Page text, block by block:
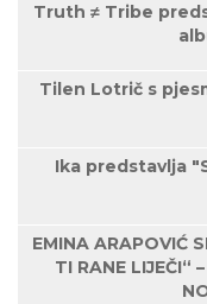
Truth ≠ Tribe
Tilen Lotrič s
Ika predstavlja
EMINA ARAPOVIĆ
TI RANE LIJEČI“